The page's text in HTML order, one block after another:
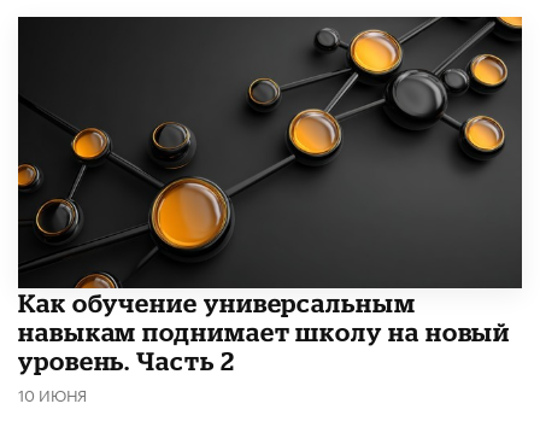
​Как обучение универсальным
навыкам поднимает школу на новый
уровень. Часть 2
10 ИЮНЯ